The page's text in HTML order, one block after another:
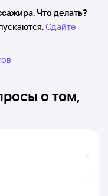
Что делать?
Сдайте
о том,